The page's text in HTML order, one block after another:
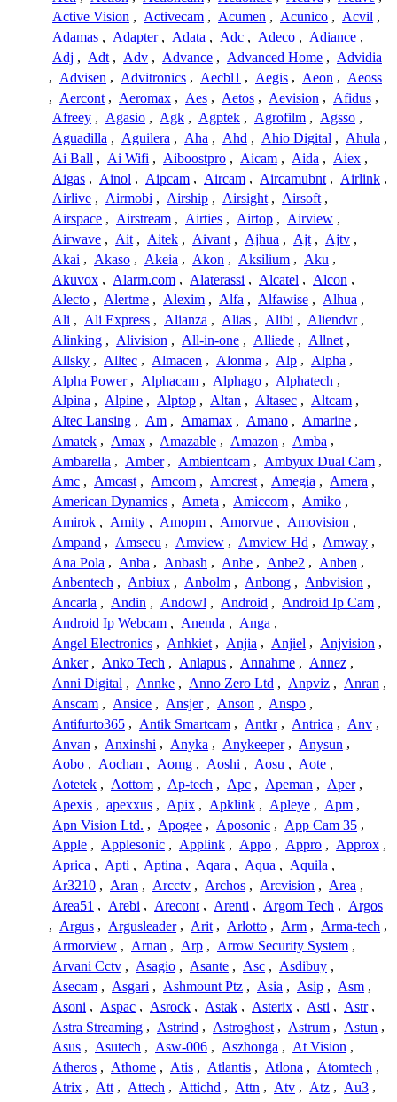
Active Vision , Activecam , Acumen , Acunico , Acvil ,
Adamas , Adapter , Adata , Adc , Adeco , Adiance ,
Adj , Adt , Adv , Advance , Advanced Home , Advidia
, Advisen , Advitronics , Aecbl1 , Aegis , Aeon , Aeoss
, Aercont , Aeromax , Aes , Aetos , Aevision , Afidus ,
Afreey , Agasio , Agk , Agptek , Agrofilm , Agsso ,
Aguadilla , Aguilera , Aha , Ahd , Ahio Digital , Ahula ,
Ai Ball , Ai Wifi , Aiboostpro , Aicam , Aida , Aiex ,
Aigas , Ainol , Aipcam , Aircam , Aircamubnt , Airlink ,
Airlive , Airmobi , Airship , Airsight , Airsoft ,
Airspace , Airstream , Airties , Airtop , Airview ,
Airwave , Ait , Aitek , Aivant , Ajhua , Ajt , Ajtv ,
Akai , Akaso , Akeia , Akon , Aksilium , Aku ,
Akuvox , Alarm.com , Alaterassi , Alcatel , Alcon ,
Alecto , Alertme , Alexim , Alfa , Alfawise , Alhua ,
Ali , Ali Express , Alianza , Alias , Alibi , Aliendvr ,
Alinking , Alivision , All-in-one , Alliede , Allnet ,
Allsky , Alltec , Almacen , Alonma , Alp , Alpha ,
Alpha Power , Alphacam , Alphago , Alphatech ,
Alpina , Alpine , Alptop , Altan , Altasec , Altcam ,
Altec Lansing , Am , Amamax , Amano , Amarine ,
Amatek , Amax , Amazable , Amazon , Amba ,
Ambarella , Amber , Ambientcam , Ambyux Dual Cam ,
Amc , Amcast , Amcom , Amcrest , Amegia , Amera ,
American Dynamics , Ameta , Amiccom , Amiko ,
Amirok , Amity , Amopm , Amorvue , Amovision ,
Ampand , Amsecu , Amview , Amview Hd , Amway ,
Ana Pola , Anba , Anbash , Anbe , Anbe2 , Anben ,
Anbentech , Anbiux , Anbolm , Anbong , Anbvision ,
Ancarla , Andin , Andowl , Android , Android Ip Cam ,
Android Ip Webcam , Anenda , Anga ,
Angel Electronics , Anhkiet , Anjia , Anjiel , Anjvision ,
Anker , Anko Tech , Anlapus , Annahme , Annez ,
Anni Digital , Annke , Anno Zero Ltd , Anpviz , Anran ,
Anscam , Ansice , Ansjer , Anson , Anspo ,
Antifurto365 , Antik Smartcam , Antkr , Antrica , Anv ,
Anvan , Anxinshi , Anyka , Anykeeper , Anysun ,
Aobo , Aochan , Aomg , Aoshi , Aosu , Aote ,
Aotetek , Aottom , Ap-tech , Apc , Apeman , Aper ,
Apexis , apexxus , Apix , Apklink , Apleye , Apm ,
Apn Vision Ltd. , Apogee , Aposonic , App Cam 35 ,
Apple , Applesonic , Applink , Appo , Appro , Approx ,
Aprica , Apti , Aptina , Aqara , Aqua , Aquila ,
Ar3210 , Aran , Arcctv , Archos , Arcvision , Area ,
Area51 , Arebi , Arecont , Arenti , Argom Tech , Argos
, Argus , Argusleader , Arit , Arlotto , Arm , Arma-tech ,
Armorview , Arnan , Arp , Arrow Security System ,
Arvani Cctv , Asagio , Asante , Asc , Asdibuy ,
Asecam , Asgari , Ashmount Ptz , Asia , Asip , Asm ,
Asoni , Aspac , Asrock , Astak , Asterix , Asti , Astr ,
Astra Streaming , Astrind , Astroghost , Astrum , Astun ,
Asus , Asutech , Asw-006 , Aszhonga , At Vision ,
Atheros , Athome , Atis , Atlantis , Atlona , Atomtech ,
Atrix , Att , Attech , Attichd , Attn , Atv , Atz , Au3 ,